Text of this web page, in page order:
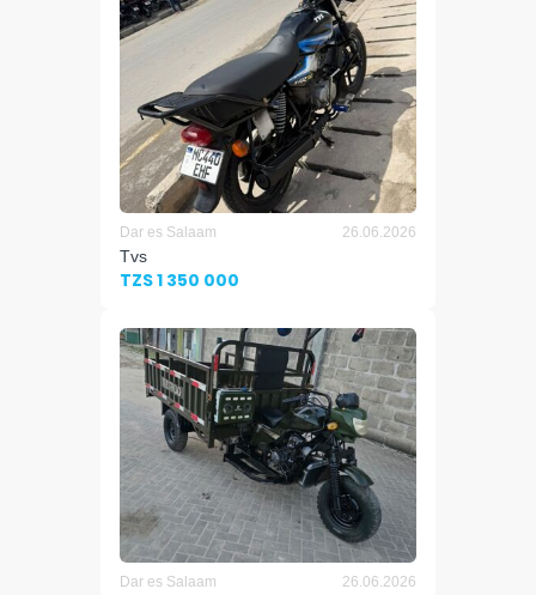
Dar es Salaam 26.06.2026
Tvs
TZS 1 350 000
Dar es Salaam 26.06.2026